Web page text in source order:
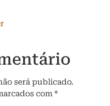
será publicado.
com *